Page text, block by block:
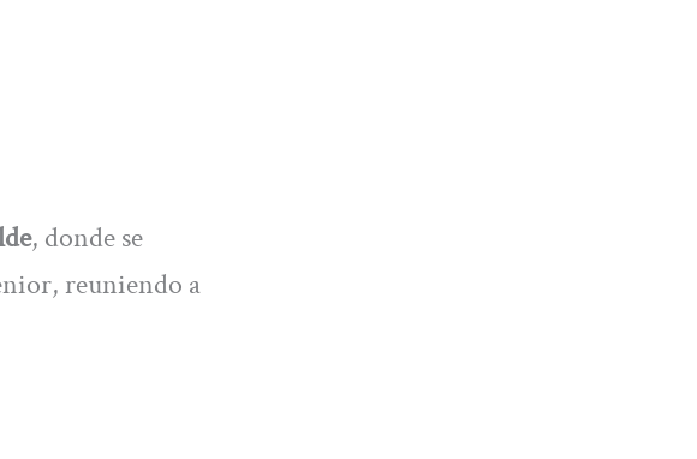
, donde se
reuniendo a